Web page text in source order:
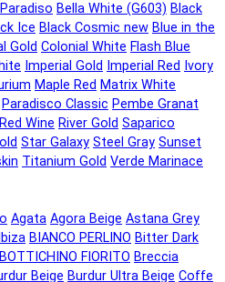
Bella White (G603) Black
Ice Black Сosmic new Blue in the
Gold Colonial White Flash Blue
Imperial Gold Imperial Red Ivory
Maple Red Matrix White
Paradisco Classic Pembe Granat
Red Wine River Gold Saparico
Star Galaxy Steel Gray Sunset
Titanium Gold Verde Marinace
Agata Agora Beige Astana Grey
BIANCO PERLINO Bitter Dark
BOTTICHINO FIORITO Breccia
Beige Burdur Ultra Beige Coffe